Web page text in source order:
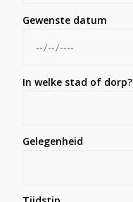
Gewenste datum
In welke stad of dorp?
Gelegenheid